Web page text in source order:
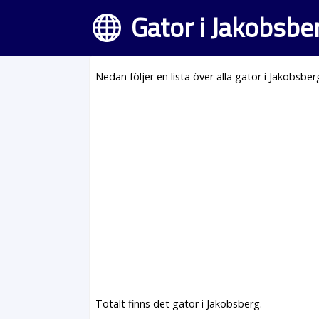
Gator i
Nedan följer en lista över alla gator i
Totalt finns det gator i Jakobsberg.